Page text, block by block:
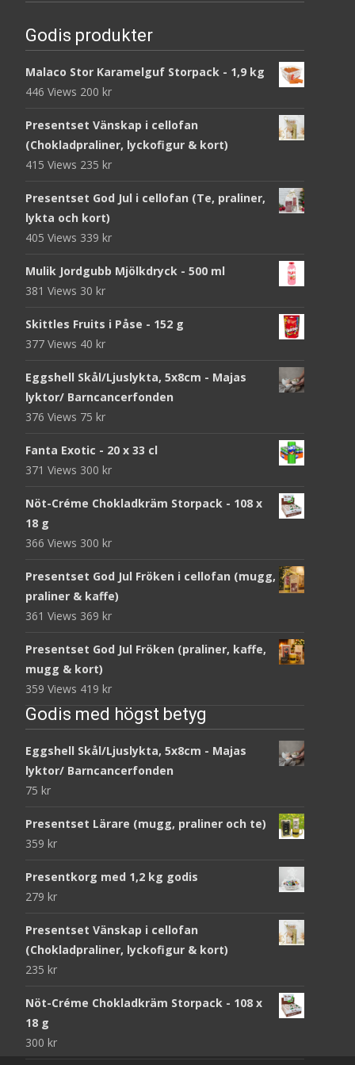
Godis produkter
Malaco Stor Karamelguf Storpack - 1,9 kg
446 Views 200 kr
Presentset Vänskap i cellofan
(Chokladpraliner, lyckofigur & kort)
415 Views 235 kr
Presentset God Jul i cellofan (Te, praliner,
lykta och kort)
405 Views 339 kr
Mulik Jordgubb Mjölkdryck - 500 ml
381 Views 30 kr
Skittles Fruits i Påse - 152 g
377 Views 40 kr
Eggshell Skål/Ljuslykta, 5x8cm - Majas
lyktor/ Barncancerfonden
376 Views 75 kr
Fanta Exotic - 20 x 33 cl
371 Views 300 kr
Nöt-Créme Chokladkräm Storpack - 108 x
18 g
366 Views 300 kr
Presentset God Jul Fröken i cellofan (mugg,
praliner & kaffe)
361 Views 369 kr
Presentset God Jul Fröken (praliner, kaffe,
mugg & kort)
359 Views 419 kr
Godis med högst betyg
Eggshell Skål/Ljuslykta, 5x8cm - Majas
lyktor/ Barncancerfonden
75 kr
Presentset Lärare (mugg, praliner och te)
359 kr
Presentkorg med 1,2 kg godis
279 kr
Presentset Vänskap i cellofan
(Chokladpraliner, lyckofigur & kort)
235 kr
Nöt-Créme Chokladkräm Storpack - 108 x
18 g
300 kr